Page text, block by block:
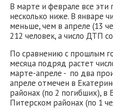
В марте и феврале все эти
несколько ниже. В январе
меньше, чем в апреле (13
212 человек, а число ДТП
По сравнению с прошлым
месяца подряд растет
марте-апреле - по два
апреле отмечен в
районах (по 2 погибших), в
Питерском районах (по 1